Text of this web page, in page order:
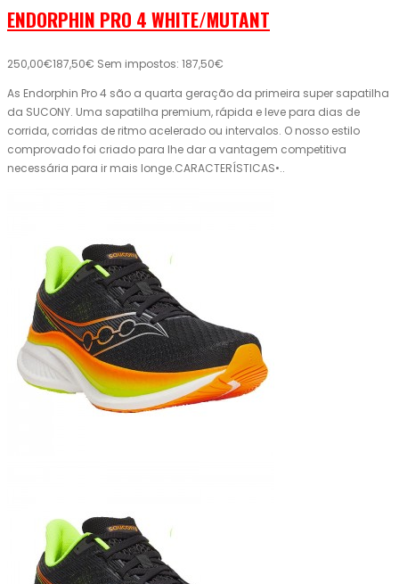
ENDORPHIN PRO 4 WHITE/MUTANT
250,00€187,50€ Sem impostos: 187,50€
As Endorphin Pro 4 são a quarta geração da primeira super sapatilha
da SUCONY. Uma sapatilha premium, rápida e leve para dias de
corrida, corridas de ritmo acelerado ou intervalos. O nosso estilo
comprovado foi criado para lhe dar a vantagem competitiva
necessária para ir mais longe.CARACTERÍSTICAS•..